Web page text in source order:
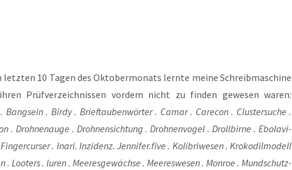
letz­ten 10 Tagen des Okto­ber­mo­nats lern­te mei­ne Schreib­ma­schi­ne
Prüf­ver­zeich­nis­sen vor­dem nicht zu fin­den gewe­sen waren:
. Bir­dy . Brief­tau­ben­wör­ter . Camar . Care­con . Clus­ter­su­che .
. Droh­nen­au­ge . Droh­nen­sich­tung . Droh­nen­vo­gel . Droll­bir­ne . Ebo­la­vi­
. Ina­ri. Inzi­denz. Jennifer.five . Koli­bri­we­sen . Kro­ko­dil­mo­dell
. Loo­ters . luren . Mee­res­ge­wäch­se . Mee­res­we­sen . Mon­roe . Mund­schutz­